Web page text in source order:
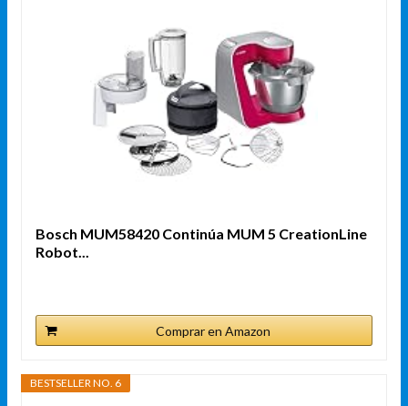
Bosch MUM58420 Continúa MUM 5 CreationLine
Robot...
Comprar en Amazon
BESTSELLER NO. 6